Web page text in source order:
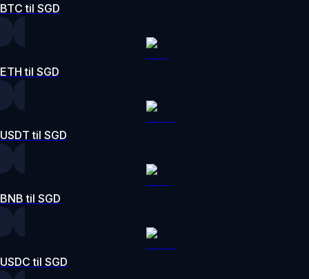
BTC til SGD
ETH til SGD
USDT til SGD
BNB til SGD
USDC til SGD